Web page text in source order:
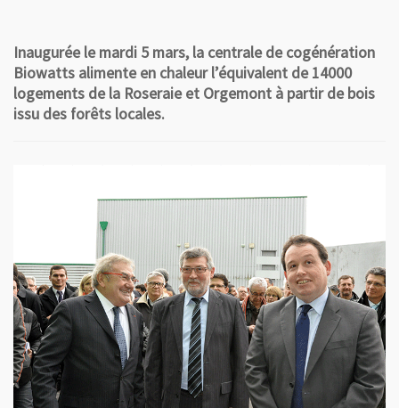
Inaugurée le mardi 5 mars, la centrale de cogénération
Biowatts alimente en chaleur l’équivalent de 14000
logements de la Roseraie et Orgemont à partir de bois
issu des forêts locales.